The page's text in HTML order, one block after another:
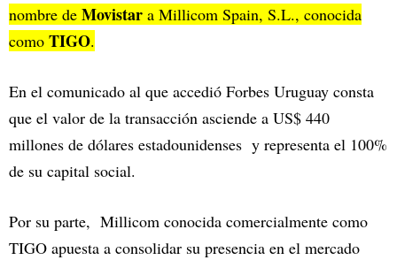
nombre de Movistar a Millicom Spain, S.L., conocida
como TIGO.
En el comunicado al que accedió Forbes Uruguay consta
que el valor de la transacción asciende a US$ 440
millones de dólares estadounidenses y representa el 100%
de su capital social.
Por su parte, Millicom conocida comercialmente como
TIGO apuesta a consolidar su presencia en el mercado